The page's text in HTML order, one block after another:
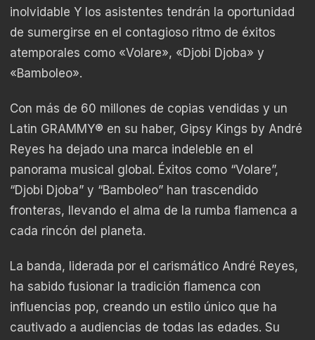
inolvidable Y los asistentes tendrán la oportunidad
de sumergirse en el contagioso ritmo de éxitos
atemporales como «Volare», «Djobi Djoba» y
«Bamboleo».
Con más de 60 millones de copias vendidas y un
Latin GRAMMY® en su haber, Gipsy Kings by André
Reyes ha dejado una marca indeleble en el
panorama musical global. Éxitos como “Volare”,
“Djobi Djoba” y “Bamboleo” han trascendido
fronteras, llevando el alma de la rumba flamenca a
cada rincón del planeta.
La banda, liderada por el carismático André Reyes,
ha sabido fusionar la tradición flamenca con
influencias pop, creando un estilo único que ha
cautivado a audiencias de todas las edades. Su